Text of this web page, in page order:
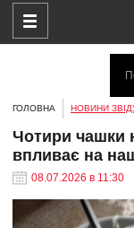
ГОЛОВНА НОВИНИ
Чотири чашки
впливає на
08.07.2026 в 11:30